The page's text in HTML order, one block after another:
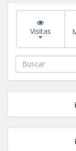
Visitas